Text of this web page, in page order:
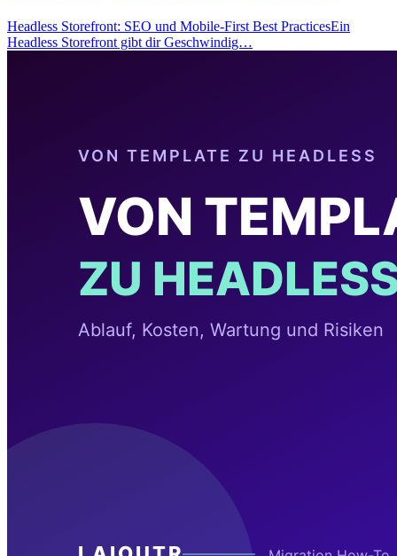
Headless Storefront: SEO und Mobile-First Best PracticesEin
Headless Storefront gibt dir Geschwindig…